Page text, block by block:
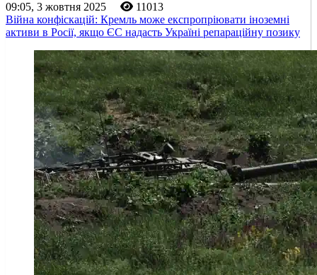
09:05, 3 жовтня 2025
11013
Війна конфіскацій: Кремль може експропріювати іноземні
активи в Росії, якщо ЄС надасть Україні репараційну позику